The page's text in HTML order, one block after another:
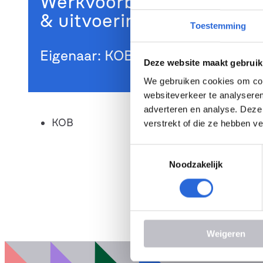
Toestemming
Deze website maakt
We gebruiken cookies om
websiteverkeer te
adverteren en analyse.
verstrekt of die ze hebben
Noodzakelijk
Weigeren
& uitvoering Grond-,
Eigenaar: KOB
KOB